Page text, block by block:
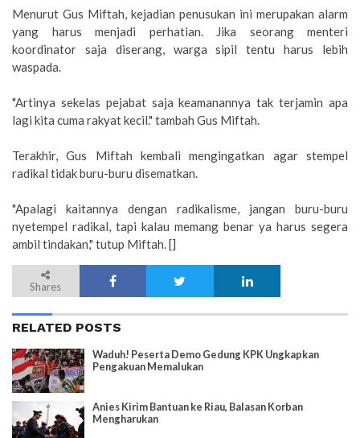
Menurut Gus Miftah, kejadian penusukan ini merupakan alarm
yang harus menjadi perhatian. Jika seorang menteri
koordinator saja diserang, warga sipil tentu harus lebih
waspada.
"Artinya sekelas pejabat saja keamanannya tak terjamin apa
lagi kita cuma rakyat kecil." tambah Gus Miftah.
Terakhir, Gus Miftah kembali mengingatkan agar stempel
radikal tidak buru-buru disematkan.
"Apalagi kaitannya dengan radikalisme, jangan buru-buru
nyetempel radikal, tapi kalau memang benar ya harus segera
ambil tindakan," tutup Miftah. []
Shares
RELATED POSTS
Waduh! Peserta Demo Gedung KPK Ungkapkan
Pengakuan Memalukan
Anies Kirim Bantuan ke Riau, Balasan Korban
Mengharukan